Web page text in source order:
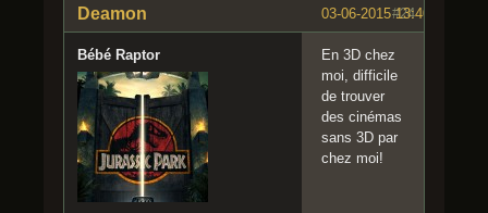
#24
03-06-2015 13:40:41
Deamon
Bébé Raptor
En 3D chez
moi, difficile
de trouver
des cinémas
sans 3D par
chez moi!